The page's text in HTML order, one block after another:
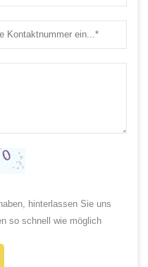
hinterlassen Sie uns
so schnell wie möglich